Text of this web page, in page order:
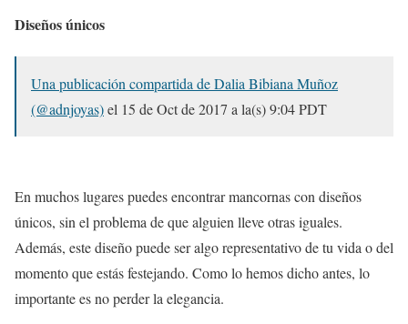
Diseños únicos
Una publicación compartida de Dalia Bibiana Muñoz
(@adnjoyas)el 15 de Oct de 2017 a la(s) 9:04 PDT
En muchos lugares puedes encontrar mancornas con diseños
únicos, sin el problema de que alguien lleve otras iguales.
Además, este diseño puede ser algo representativo de tu vida o del
momento que estás festejando. Como lo hemos dicho antes, lo
importante es no perder la elegancia.